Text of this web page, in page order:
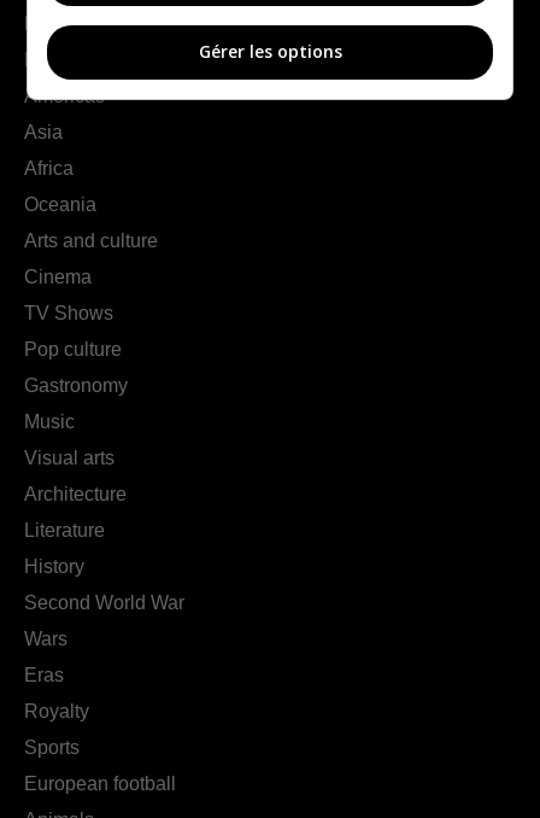
France
Europe
Americas
Asia
Africa
Oceania
Arts and culture
Cinema
TV Shows
Pop culture
Gastronomy
Music
Visual arts
Architecture
Literature
History
Second World War
Wars
Eras
Royalty
Sports
European football
Gérer les options